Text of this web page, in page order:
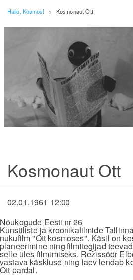
Hallo, Kosmos! > Kosmonaut Ott
Kosmonaut Ott
02.01.1961 12:00
Nõukogude Eesti nr 26
Kunstiliste ja kroonikafilmide
nukufilm "Ott kosmoses". Käsil on
planeerimine ning filmitegijad
selle üles filmimiseks. Režissöör
vastava käskluse ning laev lendab
Ott pardal.